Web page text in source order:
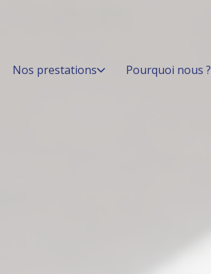
Nos prestations Pourquoi nous ?